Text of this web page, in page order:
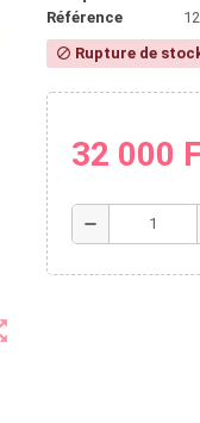
Référence
block Rupture de
32 000
remove